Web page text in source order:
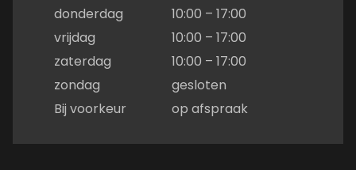
donderdag
10:00 – 17:00
vrijdag
10:00 – 17:00
zaterdag
10:00 – 17:00
zondag
gesloten
Bij voorkeur
op afspraak